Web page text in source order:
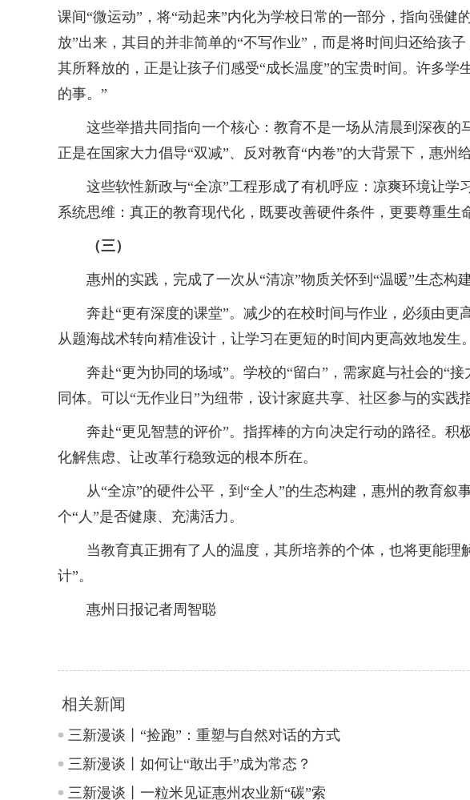
课间“微运动”，将“动起来”内化为学校日常的一部分，指向强
放”出来，其目的并非简单的“不写作业”，而是将时间归还给孩
其所释放的，正是让孩子们感受“成长温度”的宝贵时间。许多
的事。”
这些举措共同指向一个核心：教育不是一场从清晨到深夜的
正是在国家大力倡导“双减”、反对教育“内卷”的大背景下，惠州
这些软性新政与“全凉”工程形成了有机呼应：凉爽环境让学
系统思维：真正的教育现代化，既要改善硬件条件，更要尊重生
（三）
惠州的实践，完成了一次从“清凉”物质关怀到“温暖”生态构
奔赴“更有深度的课堂”。减少的在校时间与作业，必须由更
从题海战术转向精准设计，让学习在更短的时间内更高效地发生。
奔赴“更为协同的场域”。学校的“留白”，需家庭与社会的“接
同体。可以“无作业日”为纽带，设计家庭共享、社区参与的实践
奔赴“更见智慧的评价”。指挥棒的方向决定行动的路径。积
化解焦虑、让改革行稳致远的根本所在。
从“全凉”的硬件公平，到“全人”的生态构建，惠州的教育叙
个“人”是否健康、充满活力。
当教育真正拥有了人的温度，其所培养的个体，也将更能理
计”。
惠州日报记者周智聪
相关新闻
三新漫谈丨“捡跑”：重塑与自然对话的方式
三新漫谈丨如何让“敢出手”成为常态？
三新漫谈丨一粒米见证惠州农业新“碳”索